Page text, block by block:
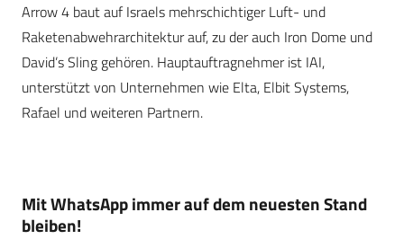
Arrow 4 baut auf Israels mehrschichtiger Luft- und
Raketenabwehrarchitektur auf, zu der auch Iron Dome und
David’s Sling gehören. Hauptauftragnehmer ist IAI,
unterstützt von Unternehmen wie Elta, Elbit Systems,
Rafael und weiteren Partnern.
Mit WhatsApp immer auf dem neuesten Stand
bleiben!